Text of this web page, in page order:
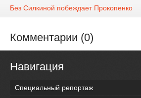
Без Силкиной побеждает Прокопенко
Комментарии (0)
Навигация
Специальный репортаж